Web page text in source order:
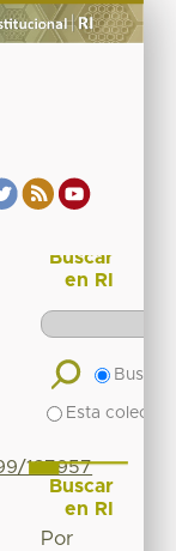
137957
Buscar
en RI
Buscar
Esta
Buscar
en RI
Por